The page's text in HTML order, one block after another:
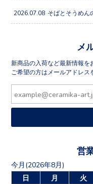
2026.07.08 そばとそうめん
メ
新商品の入荷など最新情報を
ご希望の方はメールアドレス
営
今月(2026年8月)
日
月 火